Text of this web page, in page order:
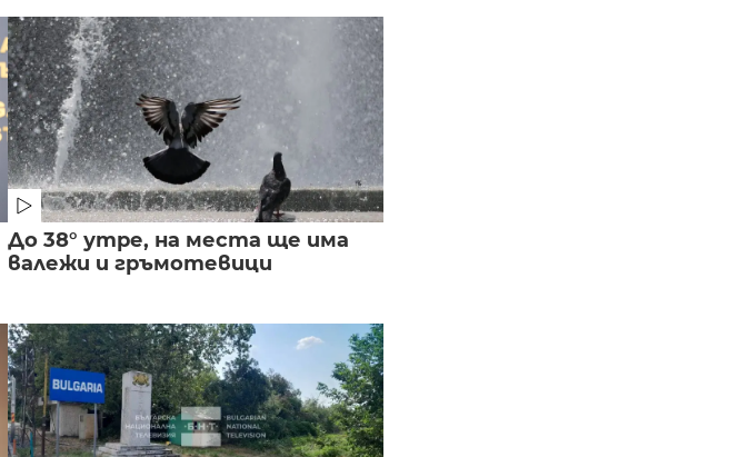
До 38° утре, на места ще има
валежи и гръмотевици